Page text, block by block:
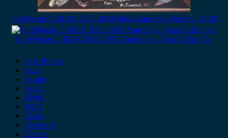
Ford Focus C-MAX 2007-2010 Πίσω Αριστερό Φανάρι – LED
Ford Focus C-MAX 2003-2007 Αριστερό – Φανάρι Εμπρός
Alfa Romeo
Audi
Austin
Acura
BMW
BYD
Chery
Chevrolet
Citroen